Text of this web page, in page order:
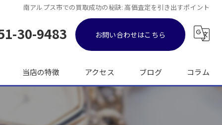
南アルプス市での買取成功の秘訣: 高価査定を引き出すポイント
30-9483 お問い合わせはこちら
当店の特徴 アクセス ブログ コラム